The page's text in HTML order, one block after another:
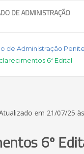
DE ADMINISTRAÇÃO
de Administração
6º Edital
em 21/07/25
6º